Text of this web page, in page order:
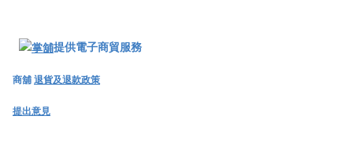
提供電子商貿服務
商舖退貨及退款政策
提出意見